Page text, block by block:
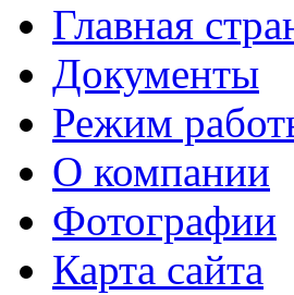
Главная
Документы
Режим
О компании
Фотографии
Карта сайта